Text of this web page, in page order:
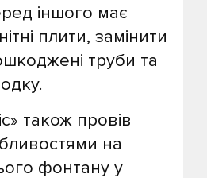
іншого має
плити, замінити
труби та
також провів
на
фонтану у